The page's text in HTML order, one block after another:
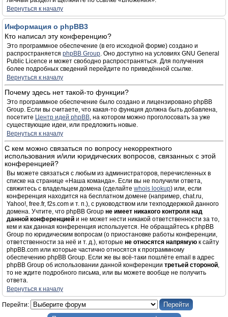
Вернуться к началу
Информация о phpBB3
Кто написал эту конференцию?
Это программное обеспечение (в его исходной форме) создано и
распространяется phpBB Group. Оно доступно на условиях GNU General
Public Licence и может свободно распространяться. Для получения
более подробных сведений перейдите по приведённой ссылке.
Вернуться к началу
Почему здесь нет такой-то функции?
Это программное обеспечение было создано и лицензировано phpBB
Group. Если вы считаете, что какая-то функция должна быть добавлена,
посетите Центр идей phpBB, на котором можно проголосовать за уже
существующие идеи, или предложить новые.
Вернуться к началу
С кем можно связаться по вопросу некорректного
использования и/или юридических вопросов, связанных с этой
конференцией?
Вы можете связаться с любым из администраторов, перечисленных в
списке на странице «Наша команда». Если вы не получили ответа,
свяжитесь с владельцем домена (сделайте whois lookup) или, если
конференция находится на бесплатном домене (например, chat.ru,
Yahoo!, free.fr, f2s.com и т. п.), с руководством или техподдержкой данного
домена. Учтите, что phpBB Group не имеет никакого контроля над
данной конференцией и не может нести никакой ответственности за то,
кем и как данная конференция используется. Не обращайтесь к phpBB
Group по юридическим вопросам (о приостановке работы конференции,
ответственности за неё и т. д.), которые не относятся напрямую к сайту
phpBB.com или которые частично относятся к программному
обеспечению phpBB Group. Если же вы всё-таки пошлёте email в адрес
phpBB Group об использовании данной конференции третьей стороной,
то не ждите подробного письма, или вы можете вообще не получить
ответа.
Вернуться к началу
Перейти: